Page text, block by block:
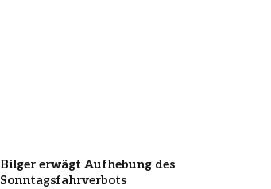
Bilger erwägt Aufhebung des
Sonntagsfahrverbots